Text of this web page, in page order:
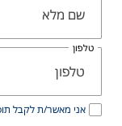
טלפון
אני מאשר/ת לקבל תוכן